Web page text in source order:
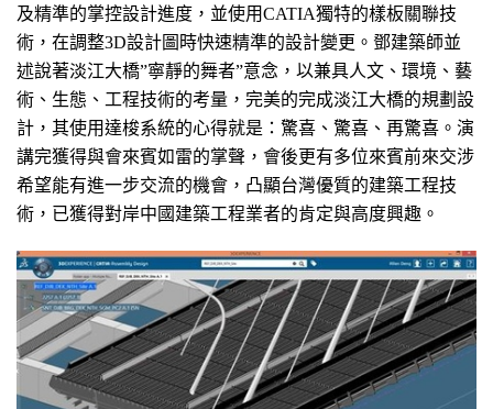
及精準的掌控設計進度，並使用CATIA獨特的樣板關聯技
術，在調整3D設計圖時快速精準的設計變更。鄧建築師並
述說著淡江大橋”寧靜的舞者”意念，以兼具人文、環境、藝
術、生態、工程技術的考量，完美的完成淡江大橋的規劃設
計，其使用達梭系統的心得就是：驚喜、驚喜、再驚喜。演
講完獲得與會來賓如雷的掌聲，會後更有多位來賓前來交涉
希望能有進一步交流的機會，凸顯台灣優質的建築工程技
術，已獲得對岸中國建築工程業者的肯定與高度興趣。